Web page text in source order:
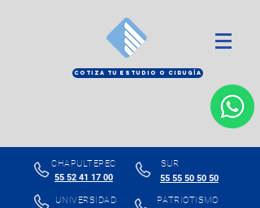
COTIZA TU ESTUDIO O CIRUGÍA
CHAPULTEPEC
55 52 41 17 00
SUR
55 55 50 50 50
UNIVERSIDAD
PATRIOTISMO